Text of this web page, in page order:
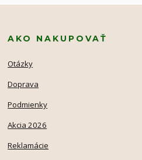
AKO NAKUPOVAŤ
Otázky
Doprava
Podmienky
Akcia 2026
Reklamácie